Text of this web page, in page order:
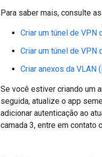
Para saber mais, consulte
Criar um túnel de VPN
Criar um túnel de
Criar anexos da VLAN
Se você estiver criando um
seguida, atualize o app
adicionar autenticação ao
camada 3, entre em contato